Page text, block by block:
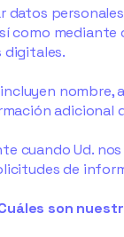
datos
como mediante
digitales.
adicional
cuando Ud.
de
son